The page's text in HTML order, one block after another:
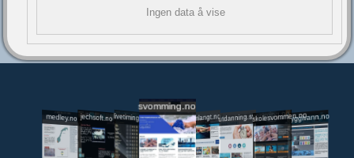
Ingen data å vise
medley.no jechsoft.nolivetiming.medley.no
svomming.no
svomlangt.noutdanning.svomming.no
skolesvommen.notryggivann.no